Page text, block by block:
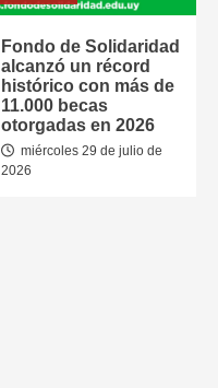
Fondo de Solidaridad
alcanzó un récord
histórico con más de
11.000 becas
otorgadas en 2026
miércoles 29 de julio de
2026